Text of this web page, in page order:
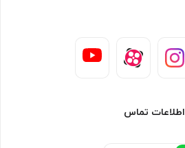
اطلاعات تماس